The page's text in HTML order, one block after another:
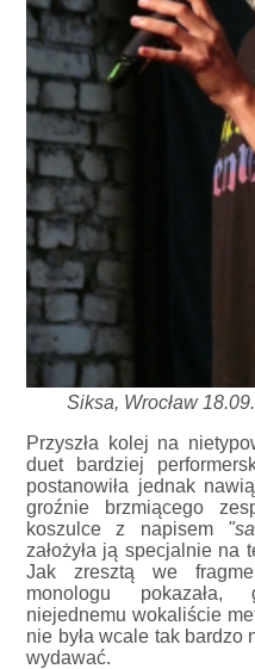
Siksa, Wrocław
Przyszła kolej na
duet bardziej
postanowiła jednak
groźnie brzmiącego
koszulce z napisem
założyła ją specjalnie na
Jak zresztą we
monologu pokazała,
niejednemu wokaliście
nie była wcale tak bardzo
wydawać.